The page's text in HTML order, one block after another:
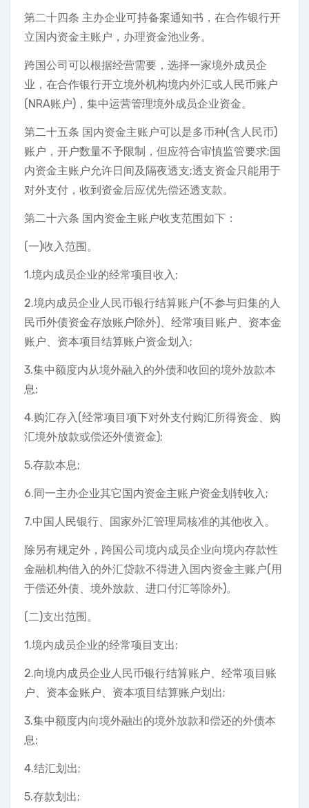
第二十四条 主办企业可持备案通知书，在合作银行开
立国内资金主账户，办理资金池业务。
跨国公司可以根据经营需要，选择一家境外成员企
业，在合作银行开立境外机构境内外汇或人民币账户
(NRA账户)，集中运营管理境外成员企业资金。
第二十五条 国内资金主账户可以是多币种(含人民币)
账户，开户数量不予限制，但应符合审慎监管要求;国
内资金主账户允许日间及隔夜透支;透支资金只能用于
对外支付，收到资金后应优先偿还透支款。
第二十六条 国内资金主账户收支范围如下：
(一)收入范围。
1.境内成员企业的经常项目收入;
2.境内成员企业人民币银行结算账户(不参与归集的人
民币外债资金存放账户除外)、经常项目账户、资本金
账户、资本项目结算账户资金划入;
3.集中额度内从境外融入的外债和收回的境外放款本
息;
4.购汇存入(经常项目项下对外支付购汇所得资金、购
汇境外放款或偿还外债资金);
5.存款本息;
6.同一主办企业其它国内资金主账户资金划转收入;
7.中国人民银行、国家外汇管理局核准的其他收入。
除另有规定外，跨国公司境内成员企业向境内存款性
金融机构借入的外汇贷款不得进入国内资金主账户(用
于偿还外债、境外放款、进口付汇等除外)。
(二)支出范围。
1.境内成员企业的经常项目支出;
2.向境内成员企业人民币银行结算账户、经常项目账
户、资本金账户、资本项目结算账户划出;
3.集中额度内向境外融出的境外放款和偿还的外债本
息;
4.结汇划出;
5.存款划出;